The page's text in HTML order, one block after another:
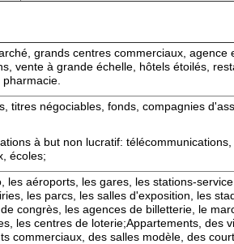
grands centres commerciaux, agence
vente à grande échelle, hôtels étoilés,
titres négociables, fonds, compagnies
à but non lucratif:
écoles;
les aéroports, les gares, les stations-
les parcs, les salles d'exposition, les
congrès, les agences de billetterie, le
les centres de loterie;Appartements, des
commerciaux, des salles modèle, des